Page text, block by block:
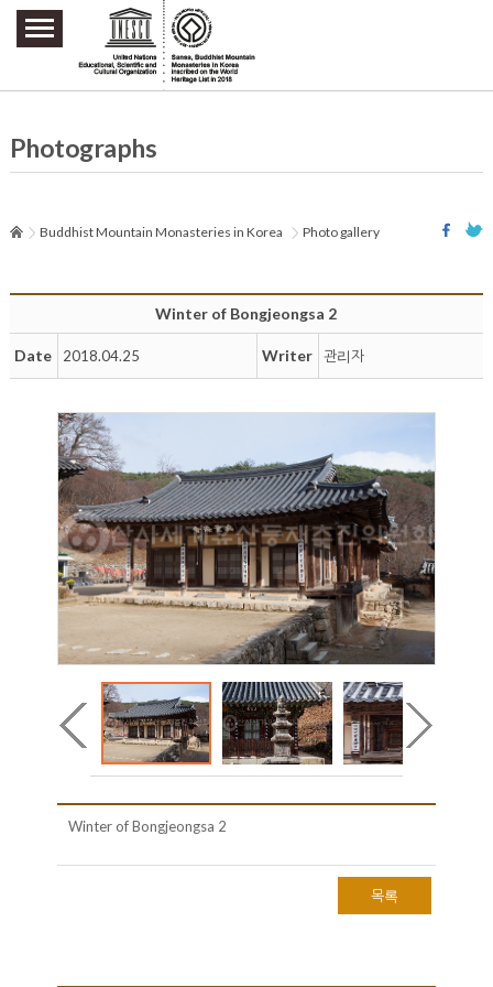
주요메뉴 바로가기
본문 바로가기
하단메뉴 바로가기
Photographs
Buddhist Mountain Monasteries in Korea Photo gallery
Winter of Bongjeongsa 2
Date 2018.04.25 Writer 관리자
Winter of Bongjeongsa 2
목록